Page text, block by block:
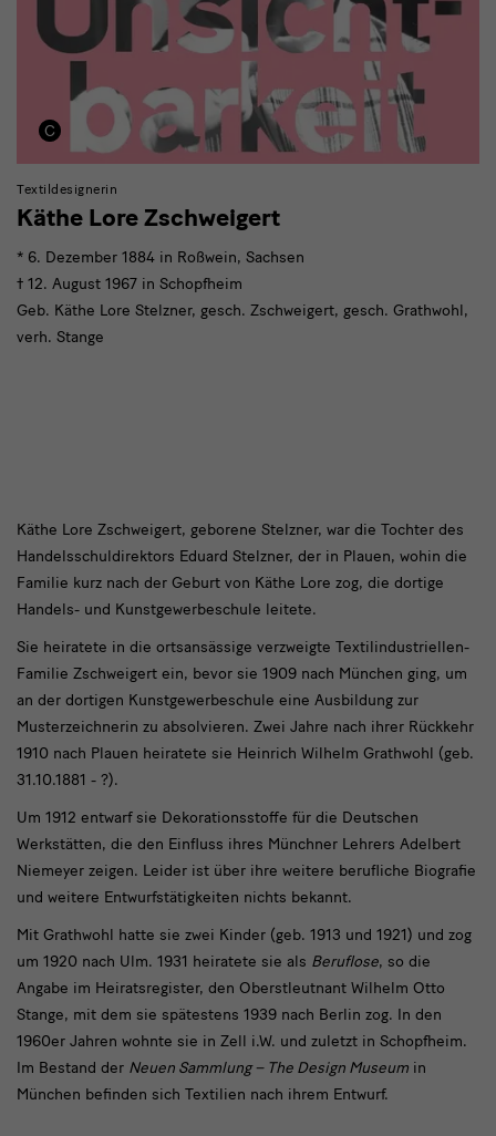
Textildesignerin
Käthe Lore Zschweigert
* 6. Dezember 1884 in Roßwein, Sachsen
† 12. August 1967 in Schopfheim
Geb. Käthe Lore Stelzner, gesch. Zschweigert, gesch. Grathwohl,
verh. Stange
Käthe
Lore
Zschweigert
Käthe Lore Zschweigert, geborene Stelzner, war die Tochter des
Handelsschuldirektors Eduard Stelzner, der in Plauen, wohin die
Familie kurz nach der Geburt von Käthe Lore zog, die dortige
Handels- und Kunstgewerbeschule leitete.
Sie heiratete in die ortsansässige verzweigte Textilindustriellen-
Familie Zschweigert ein, bevor sie 1909 nach München ging, um
an der dortigen Kunstgewerbeschule eine Ausbildung zur
Musterzeichnerin zu absolvieren. Zwei Jahre nach ihrer Rückkehr
1910 nach Plauen heiratete sie Heinrich Wilhelm Grathwohl (geb.
31.10.1881 - ?).
Um 1912 entwarf sie Dekorationsstoffe für die Deutschen
Werkstätten, die den Einfluss ihres Münchner Lehrers Adelbert
Niemeyer zeigen. Leider ist über ihre weitere berufliche Biografie
und weitere Entwurfstätigkeiten nichts bekannt.
Mit Grathwohl hatte sie zwei Kinder (geb. 1913 und 1921) und zog
um 1920 nach Ulm. 1931 heiratete sie als Beruflose, so die
Angabe im Heiratsregister, den Oberstleutnant Wilhelm Otto
Stange, mit dem sie spätestens 1939 nach Berlin zog. In den
1960er Jahren wohnte sie in Zell i.W. und zuletzt in Schopfheim.
Im Bestand der Neuen Sammlung – The Design Museum in
München befinden sich Textilien nach ihrem Entwurf.